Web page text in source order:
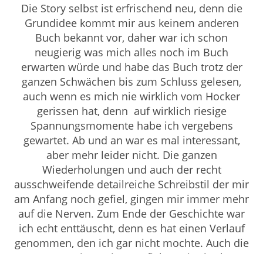
Die Story selbst ist erfrischend neu, denn die
Grundidee kommt mir aus keinem anderen
Buch bekannt vor, daher war ich schon
neugierig was mich alles noch im Buch
erwarten würde und habe das Buch trotz der
ganzen Schwächen bis zum Schluss gelesen,
auch wenn es mich nie wirklich vom Hocker
gerissen hat, denn auf wirklich riesige
Spannungsmomente habe ich vergebens
gewartet. Ab und an war es mal interessant,
aber mehr leider nicht. Die ganzen
Wiederholungen und auch der recht
ausschweifende detailreiche Schreibstil der mir
am Anfang noch gefiel, gingen mir immer mehr
auf die Nerven. Zum Ende der Geschichte war
ich echt enttäuscht, denn es hat einen Verlauf
genommen, den ich gar nicht mochte. Auch die